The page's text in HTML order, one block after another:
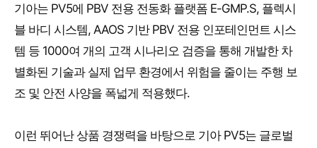
기아는 PV5에 PBV 전용 전동화 플랫폼 E-GMP.S, 플렉시
블 바디 시스템, AAOS 기반 PBV 전용 인포테인먼트 시스
템 등 1000여 개의 고객 시나리오 검증을 통해 개발한 차
별화된 기술과 실제 업무 환경에서 위험을 줄이는 주행 보
조 및 안전 사양을 폭넓게 적용했다.
이런 뛰어난 상품 경쟁력을 바탕으로 기아 PV5는 글로벌